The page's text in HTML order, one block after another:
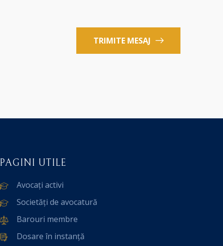
TRIMITE MESAJ
PAGINI UTILE
Avocați activi
Societăți de avocatură
Barouri membre
Dosare în instanță